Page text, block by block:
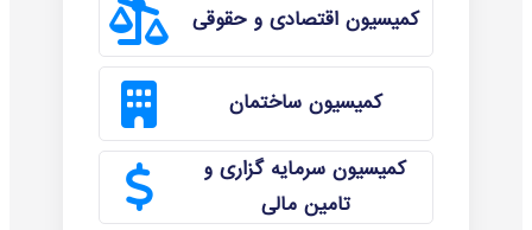
کمیسیون اقتصادی و حقوقی
کمیسیون ساختمان
کمیسیون سرمایه گزاری و
تامین مالی